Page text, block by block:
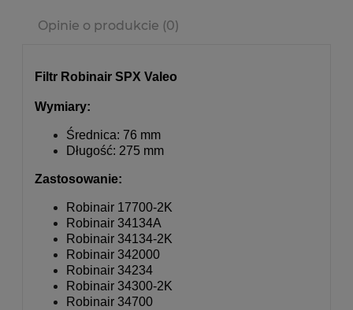
Opinie o produkcie (0)
Filtr Robinair SPX Valeo
Wymiary:
Średnica: 76 mm
Długość: 275 mm
Zastosowanie:
Robinair 17700-2K
Robinair 34134A
Robinair 34134-2K
Robinair 342000
Robinair 34234
Robinair 34300-2K
Robinair 34700